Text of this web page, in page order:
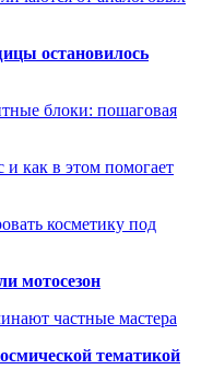
остановилось
блоки: пошаговая
и как в этом помогает
косметику под
мотосезон
частные мастера
тематикой